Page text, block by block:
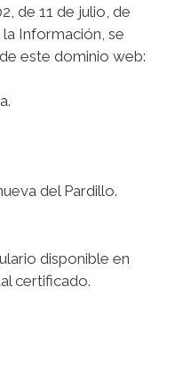
de 11 de julio, de
Información, se
este dominio web:
del Pardillo.
disponible en
certificado.